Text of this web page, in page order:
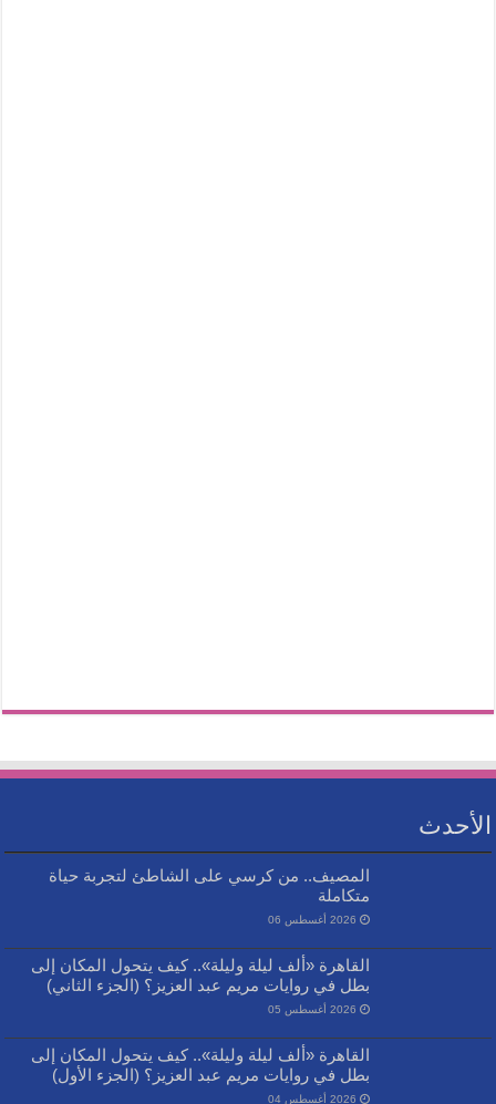
الأحدث
المصيف.. من كرسي على الشاطئ لتجربة حياة
متكاملة
2026 أغسطس 06
القاهرة «ألف ليلة وليلة».. كيف يتحول المكان إلى
بطل في روايات مريم عبد العزيز؟ (الجزء الثاني)
2026 أغسطس 05
القاهرة «ألف ليلة وليلة».. كيف يتحول المكان إلى
بطل في روايات مريم عبد العزيز؟ (الجزء الأول)
2026 أغسطس 04